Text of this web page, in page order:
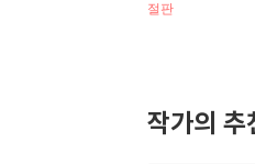
절판
작가의 추